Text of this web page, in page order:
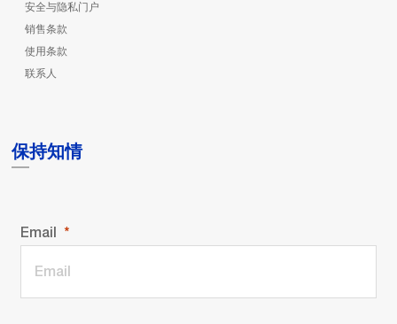
安全与隐私门户
销售条款
使用条款
联系人
保持知情
Email